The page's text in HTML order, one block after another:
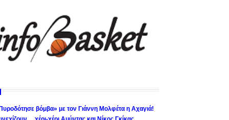
βόμβα» με τον Γιάννη Μολφέτα η Αχαγιά!